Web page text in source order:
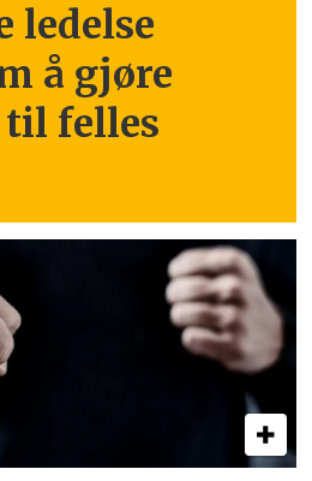
ledelse
å gjøre
felles